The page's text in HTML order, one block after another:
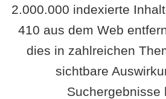
2.000.000 indexierte
410 aus dem Web
dies in zahlreichen
sichtbare
Suchergebnisse